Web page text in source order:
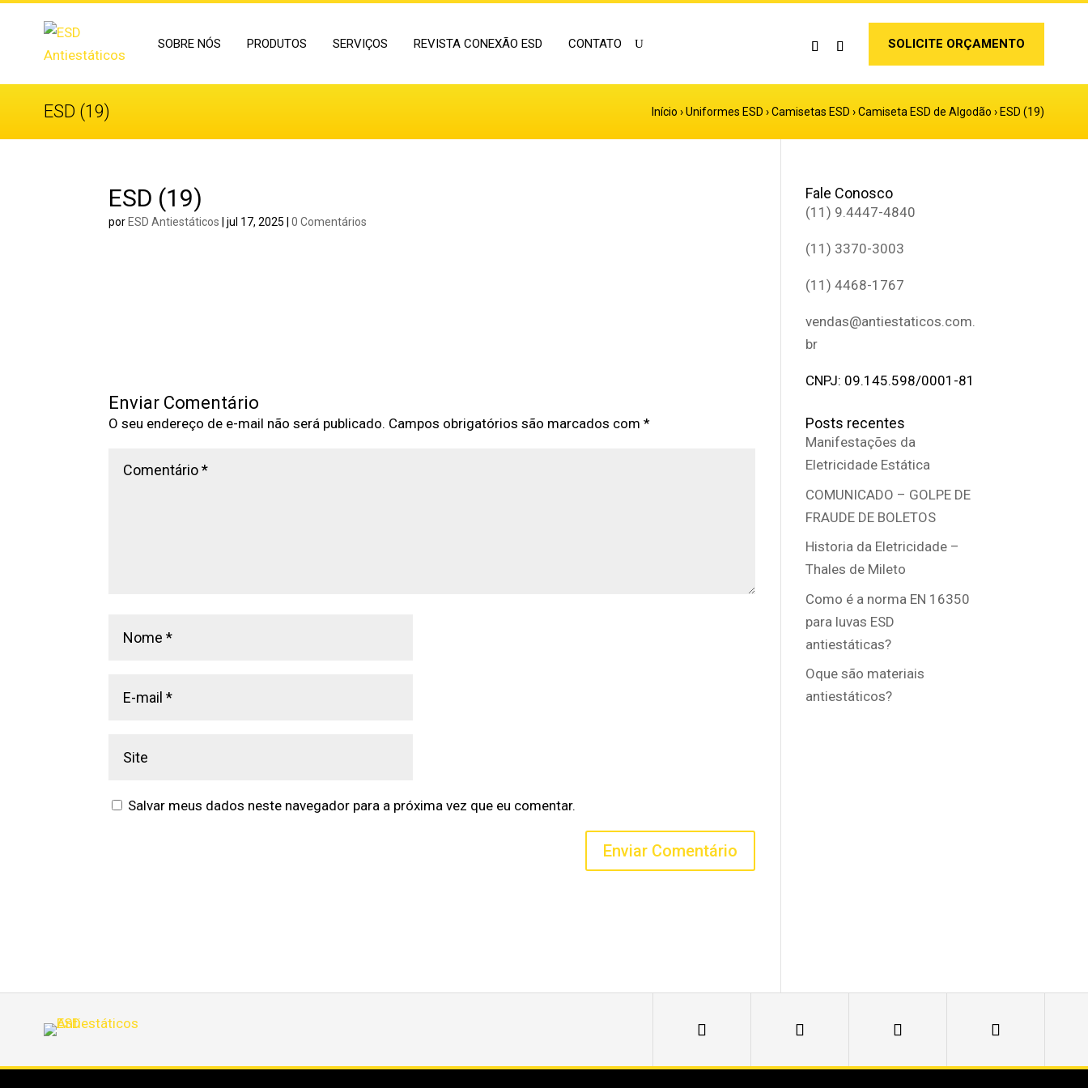
SOBRE NÓS PRODUTOS SERVIÇOS REVISTA CONEXÃO ESD CONTATO SOLICITE ORÇAMENTO
ESD (19) Início ›Uniformes ESD ›Camisetas ESD ›Camiseta ESD de Algodão › ESD (19)
ESD (19)
por ESD Antiestáticos |jul 17, 2025 |0 Comentários
Enviar Comentário
O seu endereço de e-mail não será publicado. Campos obrigatórios são marcados com*
Salvar meus dados neste navegador para a próxima vez que eu comentar.
Fale Conosco
(11) 9.4447-4840
(11) 3370-3003
(11) 4468-1767
vendas@antiestaticos.com.
br
CNPJ: 09.145.598/0001-81
Posts recentes
Manifestações da
Eletricidade Estática
COMUNICADO – GOLPE DE
FRAUDE DE BOLETOS
Historia da Eletricidade –
Thales de Mileto
Como é a norma EN 16350
para luvas ESD
antiestáticas?
Oque são materiais
antiestáticos?